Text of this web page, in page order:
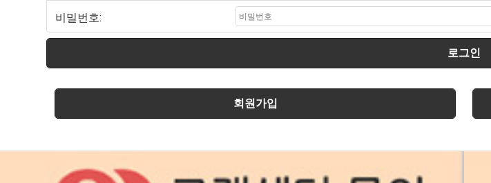
비밀번호:
로그인
회원가입